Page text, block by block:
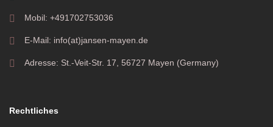
Mobil: +491702753036
E-Mail: info(at)jansen-mayen.de
Adresse: St.-Veit-Str. 17, 56727 Mayen (Germany)
Rechtliches